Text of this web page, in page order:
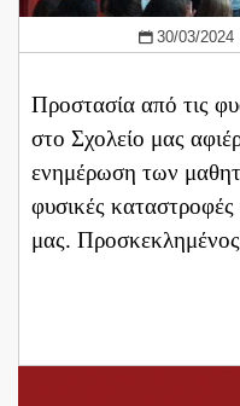
30/03/2024
Προστασία από τις
στο Σχολείο μας
ενημέρωση των
φυσικές
μας.